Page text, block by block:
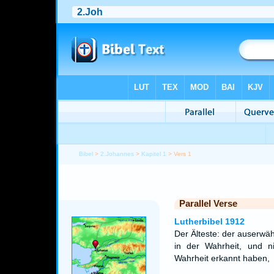
Bibel > 2.Johannes > Kapitel 1 > Vers 1
Parallel Verse
Lutherbibel 1912
Der Älteste: der
in der Wahrheit, und
Wahrheit erkannt haben,